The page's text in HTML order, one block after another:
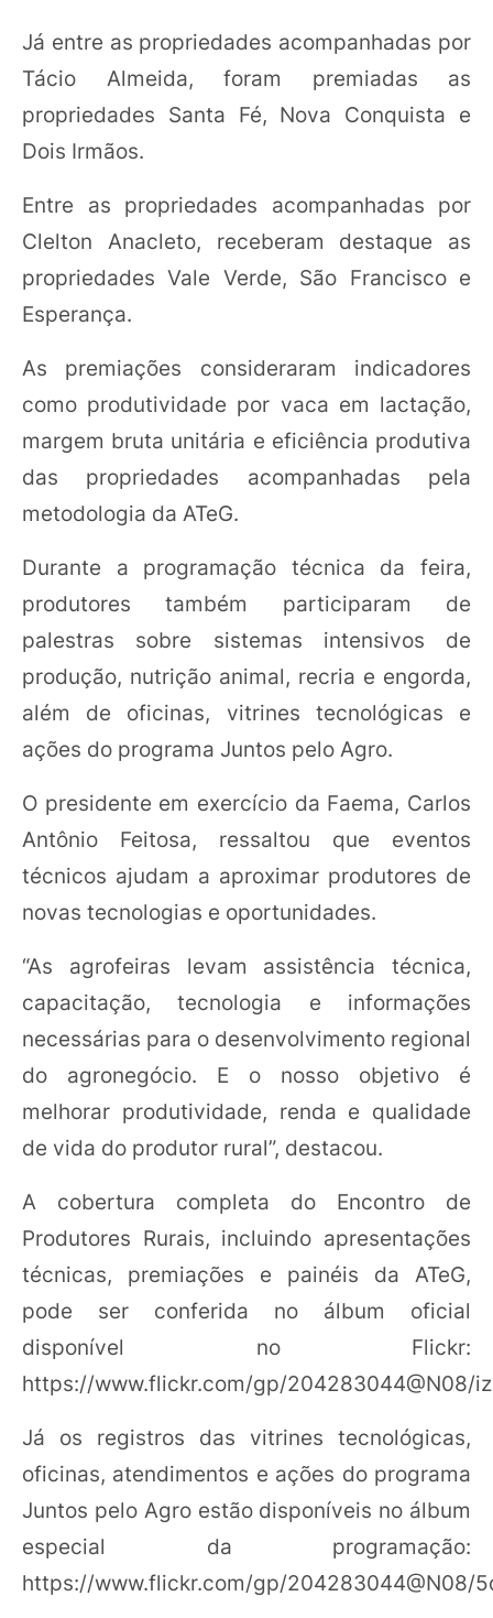
Já entre as propriedades acompanhadas por
Tácio Almeida, foram premiadas as
propriedades Santa Fé, Nova Conquista e
Dois Irmãos.
Entre as propriedades acompanhadas por
Clelton Anacleto, receberam destaque as
propriedades Vale Verde, São Francisco e
Esperança.
As premiações consideraram indicadores
como produtividade por vaca em lactação,
margem bruta unitária e eficiência produtiva
das propriedades acompanhadas pela
metodologia da ATeG.
Durante a programação técnica da feira,
produtores também participaram de
palestras sobre sistemas intensivos de
produção, nutrição animal, recria e engorda,
além de oficinas, vitrines tecnológicas e
ações do programa Juntos pelo Agro.
O presidente em exercício da Faema, Carlos
Antônio Feitosa, ressaltou que eventos
técnicos ajudam a aproximar produtores de
novas tecnologias e oportunidades.
“As agrofeiras levam assistência técnica,
capacitação, tecnologia e informações
necessárias para o desenvolvimento regional
do agronegócio. E o nosso objetivo é
melhorar produtividade, renda e qualidade
de vida do produtor rural”, destacou.
A cobertura completa do Encontro de
Produtores Rurais, incluindo apresentações
técnicas, premiações e painéis da ATeG,
pode ser conferida no álbum oficial
disponível no Flickr:
https://www.flickr.com/gp/204283044@N08/
Já os registros das vitrines tecnológicas,
oficinas, atendimentos e ações do programa
Juntos pelo Agro estão disponíveis no álbum
especial da programação:
https://www.flickr.com/gp/204283044@N08/